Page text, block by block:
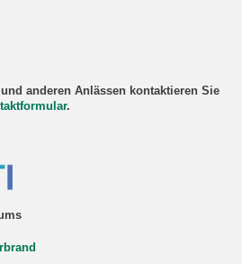
anderen Anlässen kontaktieren Sie
.